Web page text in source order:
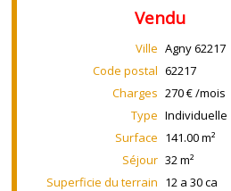
Vendu
Ville Agny62217
Code postal 62217
Charges 270 € /mois
Type Individuelle
Surface 141.00m²
Séjour 32m²
Superficie du terrain 12 a 30 ca